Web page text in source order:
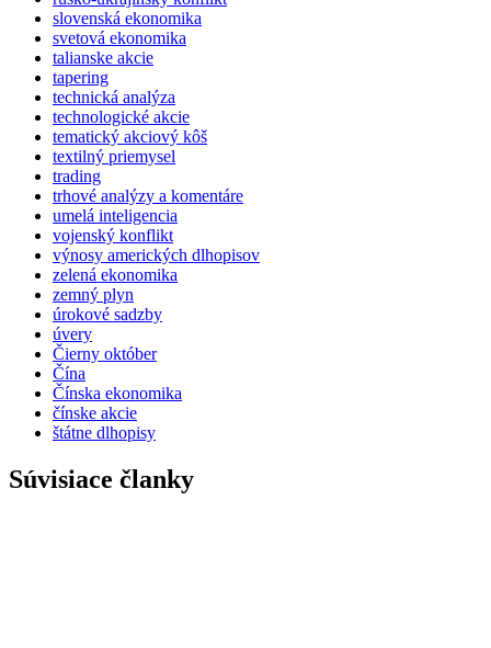
slovenská ekonomika
svetová ekonomika
talianske akcie
tapering
technická analýza
technologické akcie
tematický akciový kôš
textilný priemysel
trading
trhové analýzy a komentáre
umelá inteligencia
vojenský konflikt
výnosy amerických dlhopisov
zelená ekonomika
zemný plyn
úrokové sadzby
úvery
Čierny október
Čína
Čínska ekonomika
čínske akcie
štátne dlhopisy
Súvisiace članky